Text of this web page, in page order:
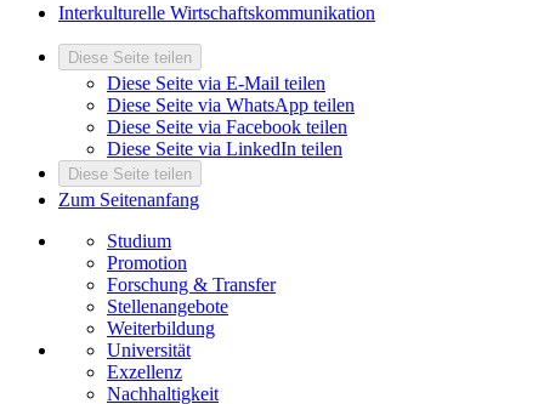
Interkulturelle Wirtschaftskommunikation
Diese Seite teilen
Diese Seite via E-Mail teilen
Diese Seite via WhatsApp teilen
Diese Seite via Facebook teilen
Diese Seite via LinkedIn teilen
Diese Seite teilen
Zum Seitenanfang
Studium
Promotion
Forschung & Transfer
Stellenangebote
Weiterbildung
Universität
Exzellenz
Nachhaltigkeit